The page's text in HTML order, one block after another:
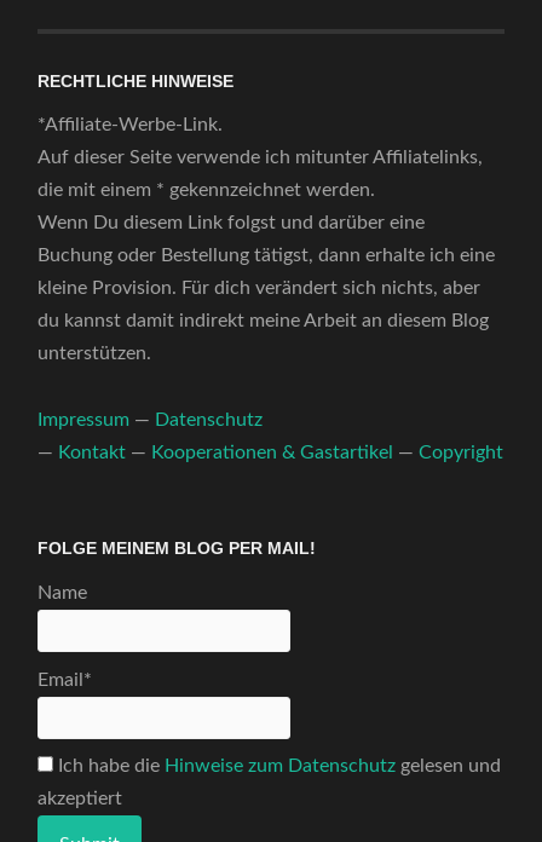
RECHTLICHE HINWEISE
*Affiliate-Werbe-Link.
Auf dieser Seite verwende ich mitunter Affiliatelinks,
die mit einem * gekennzeichnet werden.
Wenn Du diesem Link folgst und darüber eine
Buchung oder Bestellung tätigst, dann erhalte ich eine
kleine Provision. Für dich verändert sich nichts, aber
du kannst damit indirekt meine Arbeit an diesem Blog
unterstützen.
Impressum — Datenschutz
— Kontakt — Kooperationen & Gastartikel —Copyright
FOLGE MEINEM BLOG PER MAIL!
Name
Email*
Ich habe die Hinweise zum Datenschutz gelesen und
akzeptiert